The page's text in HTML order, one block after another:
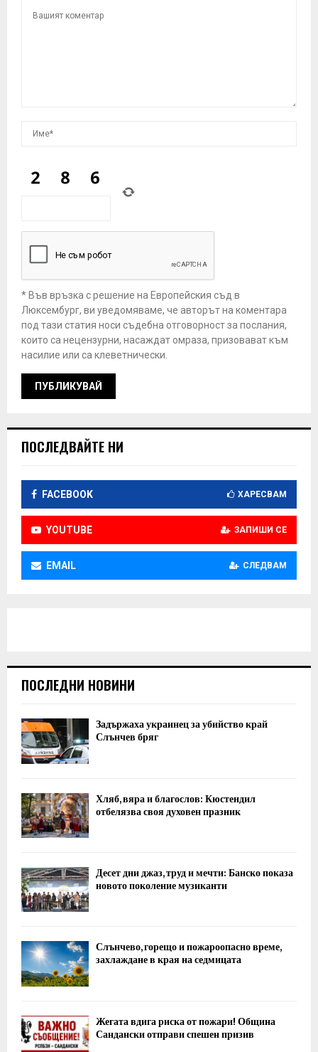
* Във връзка с решение на Европейския съд в
Люксембург, ви уведомяваме, че авторът на коментара
под тази статия носи съдебна отговорност за послания,
които са нецензурни, насаждат омраза, призовават към
насилие или са клеветнически.
ПОСЛЕДВАЙТЕ НИ
FACEBOOK ХАРЕСВАМ
YOUTUBE ЗАПИШИ СЕ
EMAIL СЛЕДВАМ
ПОСЛЕДНИ НОВИНИ
Задържаха украинец за убийство край
Слънчев бряг
Хляб, вяра и благослов: Кюстендил
отбелязва своя духовен празник
Десет дни джаз, труд и мечти: Банско показа
новото поколение музиканти
Слънчево, горещо и пожароопасно време,
захлаждане в края на седмицата
Жегата вдига риска от пожари! Община
Сандански отправи спешен призив